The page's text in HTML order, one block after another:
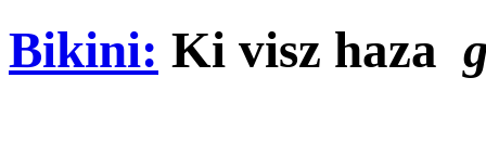
Bikini: Ki visz haza